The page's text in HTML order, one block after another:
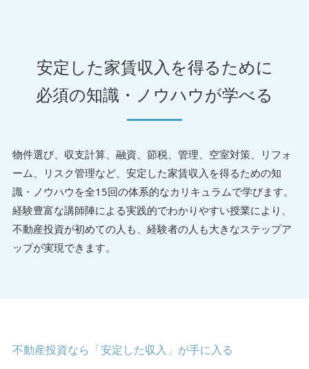
安定した家賃収入を得るために
必須の知識・ノウハウが学べる
物件選び、収支計算、融資、節税、管理、空室対策、リフォ
ーム、リスク管理など、安定した家賃収入を得るための知
識・ノウハウを全15回の体系的なカリキュラムで学びます。
経験豊富な講師陣による実践的でわかりやすい授業により、
不動産投資が初めての人も、経験者の人も大きなステップア
ップが実現できます。
不動産投資なら「安定した収入」が手に入る